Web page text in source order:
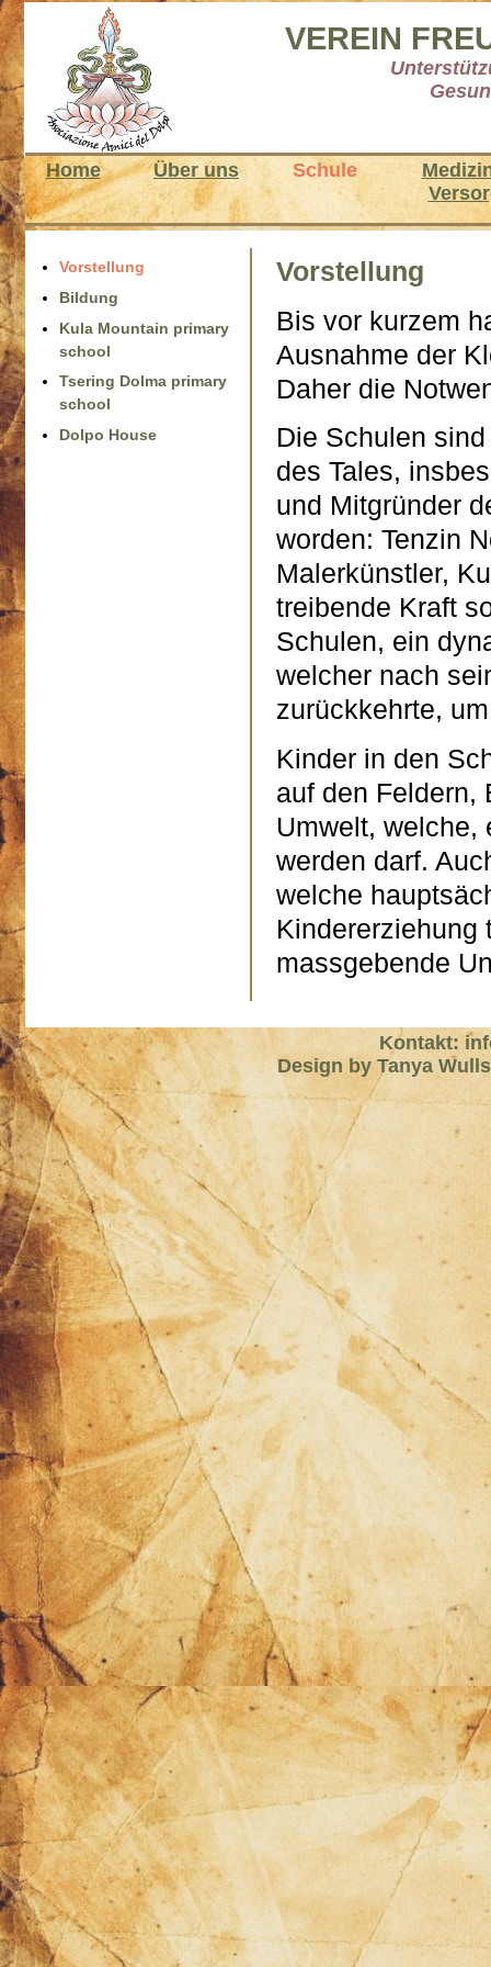
VEREIN
Home Über uns Schule
Vorstellung
Bildung
Kula Mountain primary
school
Tsering Dolma primary
school
Dolpo House
Vorstellung
Bis vor kurzem
Ausnahme der
Daher die
Die Schulen
des Tales,
und Mitgründer
worden: Tenzin
Malerkünstler,
treibende Kraft
Schulen, ein
welcher nach
zurückkehrte,
Kinder in den
auf den Feldern,
Umwelt, welche,
werden darf.
welche
Kindererziehung
massgebende
Kontakt:
Design by Tanya